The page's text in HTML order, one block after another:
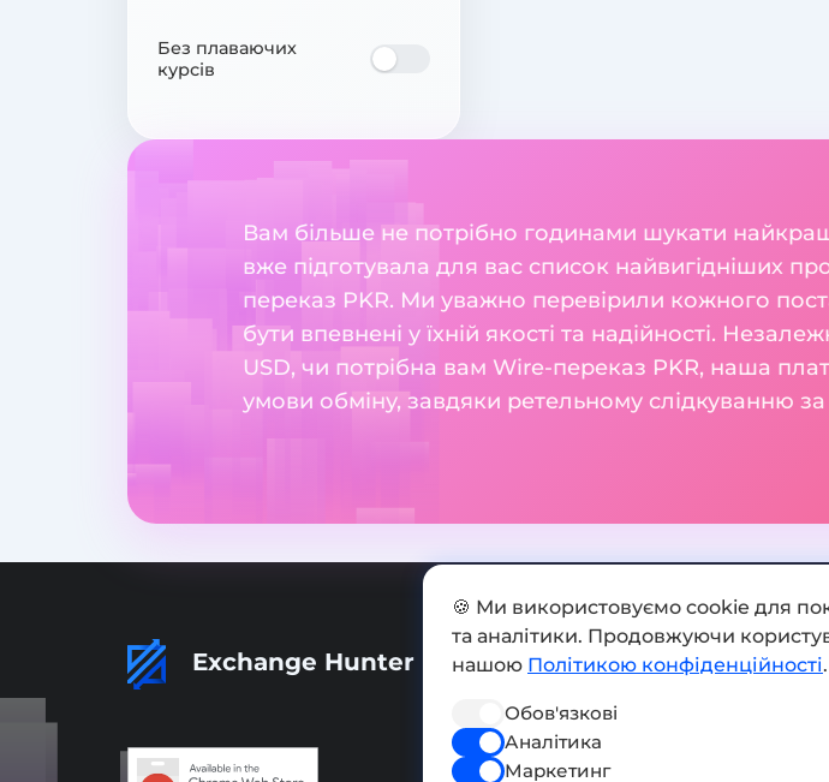
Без плаваючих
курсів
Вам більше не потрібно годинами шукати
вже підготувала для вас список найвигідніших
переказ PKR. Ми уважно перевірили кожного
бути впевнені у їхній якості та надійності.
USD, чи потрібна вам Wire-переказ PKR, наша
умови обміну, завдяки ретельному слідкуванню
Exchange Hunter
🍪 Ми використовуємо cookie для
та аналітики. Продовжуючи
нашою Політикою конфіденційності.
Обов'язкові
Аналітика
Маркетинг